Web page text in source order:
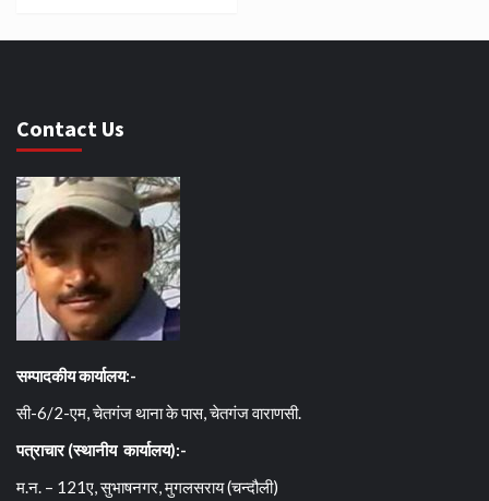
Contact Us
सम्पादकीय कार्यालय:-
सी-6/2-एम, चेतगंज थाना के पास, चेतगंज वाराणसी.
पत्राचार (स्थानीय कार्यालय):-
म.न. – 121ए, सुभाषनगर, मुगलसराय (चन्दौली)